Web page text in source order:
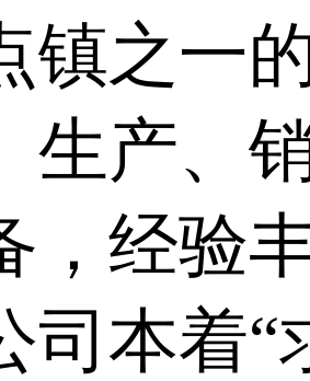
镇之一
生产、
，经验
司本着